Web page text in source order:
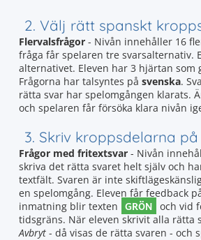
2. Välj rätt spanskt
Flervalsfrågor - Nivån innehåller 16
fråga får spelaren tre svarsalternativ.
alternativet. Eleven har 3 hjärtan som
Frågorna har talsyntes på svenska.
rätta svar har spelomgången klarats.
och spelaren får försöka klara nivån
3. Skriv kroppsdelarna
Frågor med fritextsvar - Nivån
skriva det rätta svaret helt själv och
textfält. Svaren är inte
en spelomgång. Eleven får feedback
inmatning blir texten GRÖN och vid
tidsgräns. När eleven skrivit alla rätta
Avbryt - då visas de rätta svaren - och